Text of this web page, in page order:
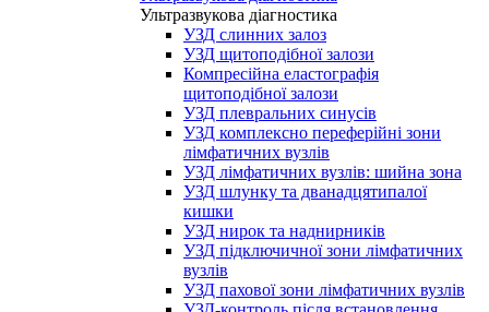
Ультразвукова діагностика
УЗД слинних залоз
УЗД щитоподібної залози
Компресійна еластографія
щитоподібної залози
УЗД плевральних синусів
УЗД комплексно переферійні зони
лімфатичних вузлів
УЗД лімфатичних вузлів: шийна зона
УЗД шлунку та дванадцятипалої
кишки
УЗД нирок та наднирників
УЗД підключичної зони лімфатичних
вузлів
УЗД пахової зони лімфатичних вузлів